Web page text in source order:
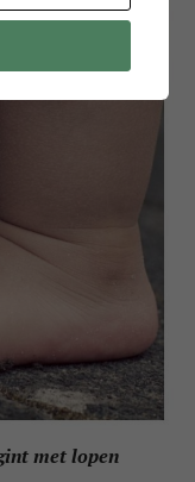
met lopen